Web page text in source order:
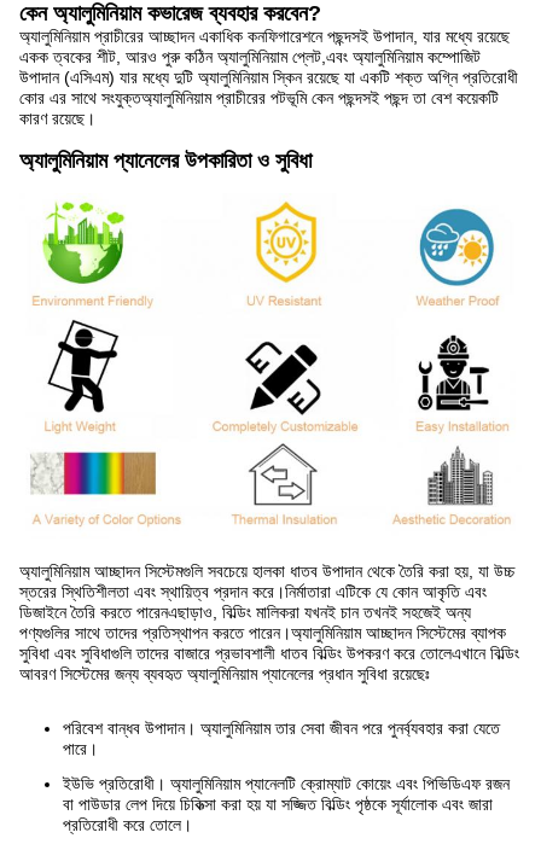
কেন অ্যালুমিনিয়াম কভারেজ ব্যবহার করবেন?
অ্যালুমিনিয়াম প্রাচীরের আচ্ছাদন একাধিক কনফিগারেশনে পছন্দসই উপাদান, যার মধ্যে রয়েছে
একক ত্বকের শীট, আরও পুরু কঠিন অ্যালুমিনিয়াম প্লেট,এবং অ্যালুমিনিয়াম কম্পোজিট
উপাদান (এসিএম) যার মধ্যে দুটি অ্যালুমিনিয়াম স্কিন রয়েছে যা একটি শক্ত অগ্নি প্রতিরোধী
কোর এর সাথে সংযুক্তঅ্যালুমিনিয়াম প্রাচীরের পটভূমি কেন পছন্দসই পছন্দ তা বেশ কয়েকটি
কারণ রয়েছে।
অ্যালুমিনিয়াম প্যানেলের উপকারিতা ও সুবিধা
অ্যালুমিনিয়াম আচ্ছাদন সিস্টেমগুলি সবচেয়ে হালকা ধাতব উপাদান থেকে তৈরি করা হয়, যা উচ্চ
স্তরের স্থিতিশীলতা এবং স্থায়িত্ব প্রদান করে।নির্মাতারা এটিকে যে কোন আকৃতি এবং
ডিজাইনে তৈরি করতে পারেনএছাড়াও, বিল্ডিং মালিকরা যখনই চান তখনই সহজেই অন্য
পণ্যগুলির সাথে তাদের প্রতিস্থাপন করতে পারেন।অ্যালুমিনিয়াম আচ্ছাদন সিস্টেমের ব্যাপক
সুবিধা এবং সুবিধাগুলি তাদের বাজারে প্রভাবশালী ধাতব বিল্ডিং উপকরণ করে তোলেএখানে বিল্ডিং
আবরণ সিস্টেমের জন্য ব্যবহৃত অ্যালুমিনিয়াম প্যানেলের প্রধান সুবিধা রয়েছেঃ
পরিবেশ বান্ধব উপাদান। অ্যালুমিনিয়াম তার সেবা জীবন পরে পুনর্ব্যবহার করা যেতে
পারে।
ইউভি প্রতিরোধী। অ্যালুমিনিয়াম প্যানেলটি ক্রোম্যাট কোয়েং এবং পিভিডিএফ রজন
বা পাউডার লেপ দিয়ে চিকিত্সা করা হয় যা সজ্জিত বিল্ডিং পৃষ্ঠকে সূর্যালোক এবং জারা
প্রতিরোধী করে তোলে।